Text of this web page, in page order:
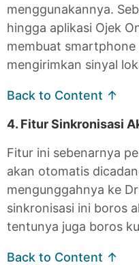
menggunakannya.
hingga aplikasi Ojek
membuat
mengirimkan sinyal
Back to Content ↑
4. Fitur Sinkronisasi
Fitur ini sebenarnya
akan otomatis
mengunggahnya ke
sinkronisasi ini boros
tentunya juga boros
Back to Content ↑